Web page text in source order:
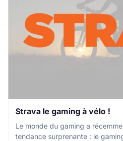
Strava le gaming à vélo !
Le monde du gaming a
tendance surprenante : le